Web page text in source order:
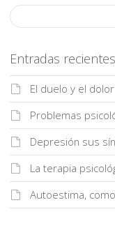
Entradas recientes
El duelo y el
Problemas
Depresión sus
La terapia
Autoestima,